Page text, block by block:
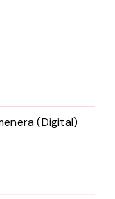
(Digital)